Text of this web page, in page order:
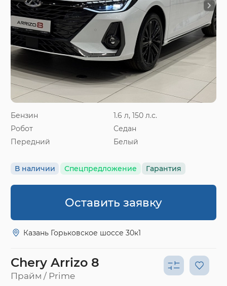
Бензин
1.6 л, 150 л.с.
Робот
Седан
Передний
Белый
В наличии Спецпредложение Гарантия
Оставить заявку
Казань Горьковское шоссе 30к1
Chery Arrizo 8
Прайм / Prime